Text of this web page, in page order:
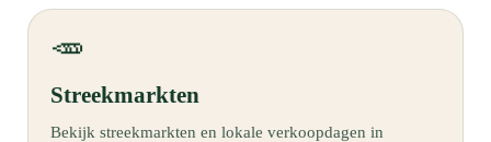
🥕
Streekmarkten
Bekijk streekmarkten en lokale verkoopdagen in